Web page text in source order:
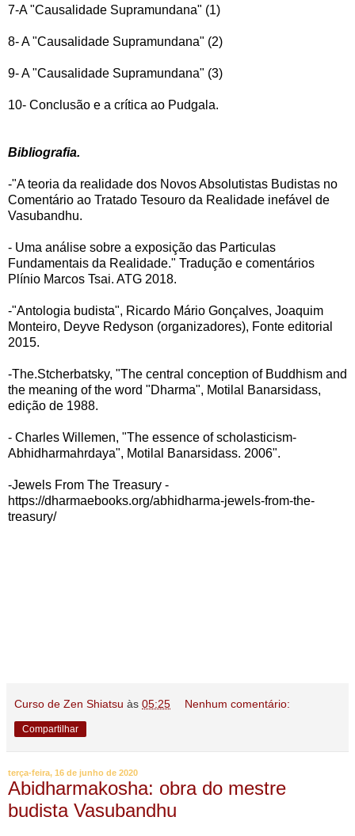
7-A "Causalidade Supramundana" (1)
8- A "Causalidade Supramundana" (2)
9- A "Causalidade Supramundana" (3)
10- Conclusão e a crítica ao Pudgala.
Bibliografia.
-"A teoria da realidade dos Novos Absolutistas Budistas no
Comentário ao Tratado Tesouro da Realidade inefável de
Vasubandhu.
- Uma análise sobre a exposição das Particulas
Fundamentais da Realidade." Tradução e comentários
Plínio Marcos Tsai. ATG 2018.
-"Antologia budista", Ricardo Mário Gonçalves, Joaquim
Monteiro, Deyve Redyson (organizadores), Fonte editorial
2015.
-The.Stcherbatsky, "The central conception of Buddhism and
the meaning of the word "Dharma", Motilal Banarsidass,
edição de 1988.
- Charles Willemen, "The essence of scholasticism-
Abhidharmahrdaya", Motilal Banarsidass. 2006".
-Jewels From The Treasury -
https://dharmaebooks.org/abhidharma-jewels-from-the-
treasury/
Curso de Zen Shiatsu às 05:25 Nenhum comentário:
Compartilhar
terça-feira, 16 de junho de 2020
Abidharmakosha: obra do mestre
budista Vasubandhu